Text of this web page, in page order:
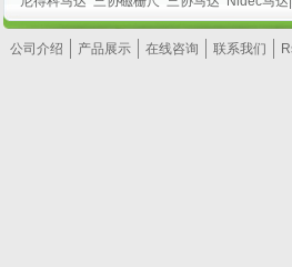
公司介绍 产品展示 在线咨询 联系我们